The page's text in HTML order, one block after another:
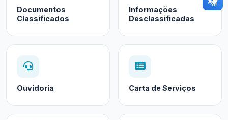
Documentos
Classificados
Informações
Desclassificadas
Ouvidoria Carta de Serviços